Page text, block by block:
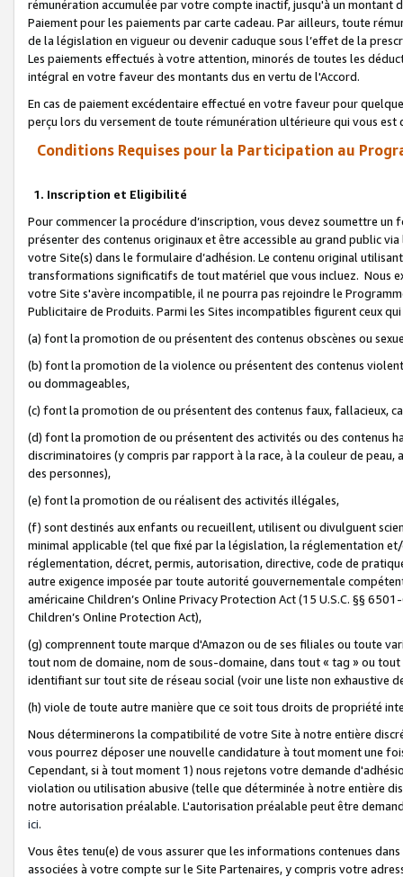
rémunération accumulée par votre compte inactif, jusqu'à un montant
Paiement pour les paiements par carte cadeau. Par ailleurs, toute
de la législation en vigueur ou devenir caduque sous l’effet de la
Les paiements effectués à votre attention, minorés de toutes les
intégral en votre faveur des montants dus en vertu de l'Accord.
En cas de paiement excédentaire effectué en votre faveur pour
perçu lors du versement de toute rémunération ultérieure qui vous est
Conditions Requises pour la Participation au
1. Inscription et Eligibilité
Pour commencer la procédure d’inscription, vous devez soumettre
présenter des contenus originaux et être accessible au grand public
votre Site(s) dans le formulaire d’adhésion. Le contenu original
transformations significatifs de tout matériel que vous incluez. Nous
votre Site s'avère incompatible, il ne pourra pas rejoindre le
Publicitaire de Produits. Parmi les Sites incompatibles figurent ceux
(a) font la promotion de ou présentent des contenus obscènes ou
(b) font la promotion de la violence ou présentent des contenus
ou dommageables,
(c) font la promotion de ou présentent des contenus faux, fallacieux,
(d) font la promotion de ou présentent des activités ou des contenus
discriminatoires (y compris par rapport à la race, à la couleur de
des personnes),
(e) font la promotion de ou réalisent des activités illégales,
(f) sont destinés aux enfants ou recueillent, utilisent ou divulguent
minimal applicable (tel que fixé par la législation, la réglementation
réglementation, décret, permis, autorisation, directive, code de
autre exigence imposée par toute autorité gouvernementale
américaine Children’s Online Privacy Protection Act (15 U.S.C. §§
Children’s Online Protection Act),
(g) comprennent toute marque d'Amazon ou de ses filiales ou toute
tout nom de domaine, nom de sous-domaine, dans tout « tag » ou
identifiant sur tout site de réseau social (voir une liste non exhaustive
(h) viole de toute autre manière que ce soit tous droits de propriété
Nous déterminerons la compatibilité de votre Site à notre entière
vous pourrez déposer une nouvelle candidature à tout moment une
Cependant, si à tout moment 1) nous rejetons votre demande
violation ou utilisation abusive (telle que déterminée à notre entière
notre autorisation préalable. L'autorisation préalable peut être
ici.
Vous êtes tenu(e) de vous assurer que les informations contenues
associées à votre compte sur le Site Partenaires, y compris votre